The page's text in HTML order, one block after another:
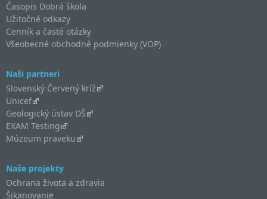
Časopis Dobrá škola
Užitočné odkazy
Cenník a časté otázky
Všeobecné obchodné podmienky (VOP)
Naši partneri
Slovenský Červený kríž
Unicef
Geologický ústav DŠ
EXAM Testing
Múzeum praveku
Naše projekty
Ochrana života a zdravia
Šikanovanie